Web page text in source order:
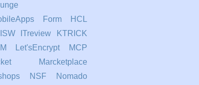
Form
HCL
ISW ITreview
KTRICK
Let'sEncrypt
MCP
Marcketplace
NSF
Nomado